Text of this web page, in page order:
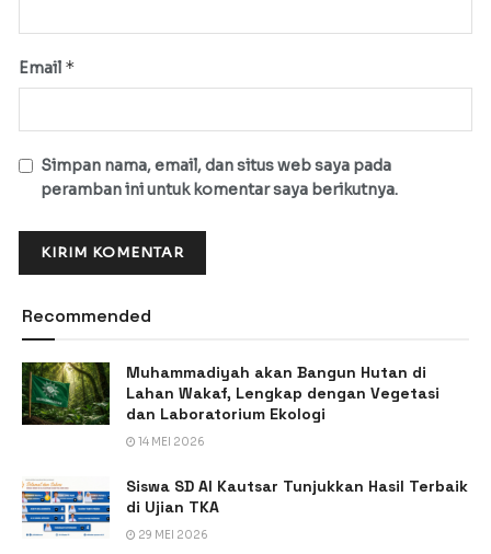
Email *
Simpan nama, email, dan situs web saya pada
peramban ini untuk komentar saya berikutnya.
Recommended
Muhammadiyah akan Bangun Hutan di
Lahan Wakaf, Lengkap dengan Vegetasi
dan Laboratorium Ekologi
14 MEI 2026
Siswa SD Al Kautsar Tunjukkan Hasil Terbaik
di Ujian TKA
29 MEI 2026